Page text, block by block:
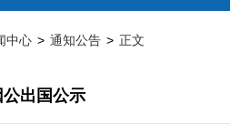
中心 > 通知公告 > 正文
公出国公示